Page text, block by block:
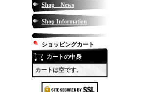
Shop News
Shop Information
ショッピングカート
カートの中身
カートは空です。